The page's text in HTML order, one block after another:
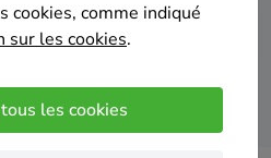
cookies, comme indiqué
sur les cookies.
les cookies
des devis